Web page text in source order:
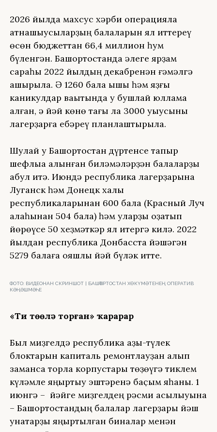
2026 йылда махсус хәрби операцияла
ҡатнашыусыларҙың балаларын ял иттереү
өсөн бюджеттан 66,4 миллион һум
бүленгән. Башҡортостанда әлеге ярҙам
сараһы 2022 йылдың декабренән ғәмәлгә
ашырыла. Ә 1260 бала ҡышҡы һәм яҙғы
каникулдар ваҡытында уҡ бушлай юллама
алған, ә йәй көнө тағы ла 3000 уҡыусыны
лагерҙарға ебәреү планлаштырыла.
Шулай уҡ Башҡортостан дүртенсе тапҡыр
шефлыҡҡа алынған биләмәләрҙән балаларҙы
ҡабул итә. Июндә республика лагерҙарына
Луганск һәм Донецк халыҡ
республикаларынан 600 бала (Красный Луч
ҡалаһынан 504 бала) һәм уларҙы оҙатып
йөрөүсе 50 хеҙмәткәр ял итергә килә. 2022
йылдан республика Донбасста йәшәгән
5279 балаға ҡояшлы йәй бүләк итте.
ФОТО: ВИДЕОНАН СКРИНШОТ | БАШҠОРТОСТАН ХӨКҮМӘТЕНЕҢ ОПЕРАТИВ
КӘҢӘШМӘҺЕ
«Тиҙ төҙөлә торған» ҡарарҙар
Был миҙгелдә республика аҙыҡ-түлек
блоктарын капиталь ремонтлауҙан алып
заманса торлаҡ корпустары төҙөүгә тиклем
күләмле яңыртыу эштәренә баҫым яһаны. 1
июнгә – йәйге миҙгелдең рәсми асылыуына
– Башҡортостандың балалар лагерҙары йәш
ҡунаҡтарҙы яңыртылған биналар менән